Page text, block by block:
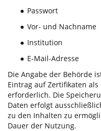
● Passwort
● Vor- und Nachname
● Institution
● E-Mail-Adresse
Die Angabe der Behörde
Eintrag auf Zertifikaten
erforderlich. Die
Daten erfolgt
zu den Inhalten zu
Dauer der Nutzung.